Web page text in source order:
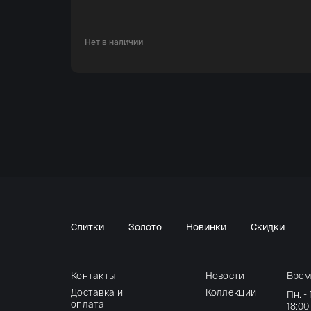
Нет в наличии
Слитки Золото Новинки Скидки
Контакты
Новости
Доставка и
оплата
Коллекции
Пн. -
18:00